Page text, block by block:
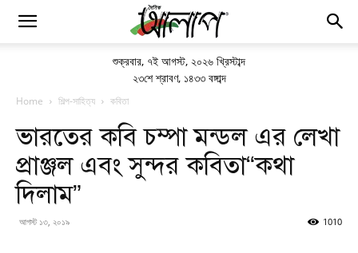
শুক্রবার, ৭ই আগস্ট, ২০২৬ খ্রিস্টাব্দ
২৩শে শ্রাবণ, ১৪৩৩ বঙ্গাব্দ
Home শিল্প-সাহিত্য কবিতা
ভারতের কবি চম্পা মন্ডল এর লেখা
প্রাঞ্জল এবং সুন্দর কবিতা“কথা
দিলাম”
আগস্ট ১৩, ২০১৯ 1010